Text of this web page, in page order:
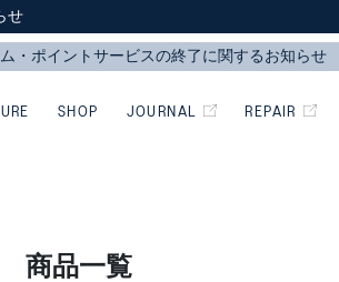
のお知らせ
せ
のお知らせ
せ
SHOP JOURNAL REPAIR
商品一覧